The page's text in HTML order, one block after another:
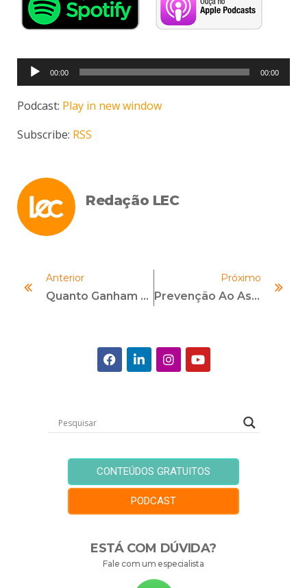
Tocador
de
áudio
00:00 00:00
Podcast: Play in new window
Subscribe: RSS
Redação LEC
Anterior
Quanto Ganham Os Compliance Officers?
Próximo
Prevenção Ao Assédio: Por Que As Empresas Devem Gerir Comportamentos, E Não Personalidades.
CONTEÚDOS GRATUITOS
PODCAST
ESTÁ COM DÚVIDA?
Fale com um especialista